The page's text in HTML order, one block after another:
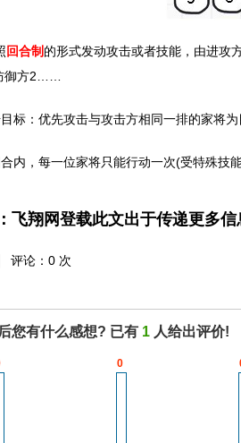
回合制 的形式发动攻击或者技能，由进
御方2……
标：优先攻击与攻击方相同一排的家将为
内，每一位家将只能行动一次(受特殊技能
飞翔网登载此文出于传递更多
评论：0 次
您有什么感想? 已有 1 人给出评价!
0